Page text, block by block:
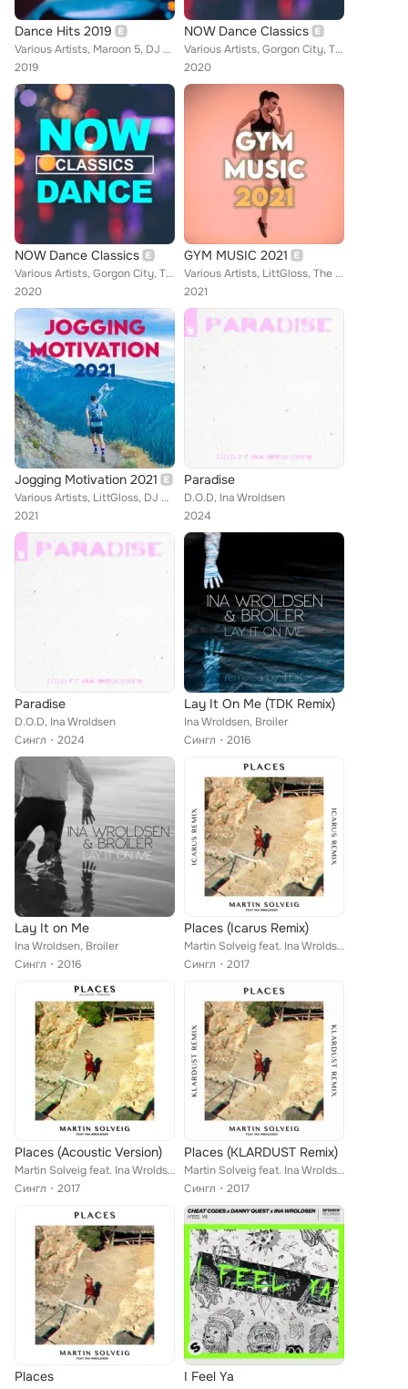
Dance Hits 2019
Various Artists, Maroon 5, DJ Snake, Tove Lo, Hailee Steinfeld, Kungs, NOTD, Tiësto, HRVY, Avicii, Mike Posner, Gryffin, Zedd, M...
2019
NOW Dance Classics
Various Artists, Gorgon City, The Chemical Brothers, deadmau5, Suzanne Vega, Stardust, Livin' Joy, Justin Bieber, Mike Posner, Z...
2020
NOW Dance Classics
Various Artists, Gorgon City, The Chemical Brothers, deadmau5, Suzanne Vega, Stardust, Livin' Joy, Justin Bieber, Mike Posner, Z...
2020
GYM MUSIC 2021
Various Artists, LittGloss, The Black Eyed Peas, DJ Snake, No Others, Bastiaan, will.i.am, Miley Cyrus, Avicii, Taio Cruz, Mike ...
2021
Jogging Motivation 2021
Various Artists, LittGloss, DJ Snake, MOODY, Loud Colors, No Others, Bastiaan, Vigiland, Avicii, Taio Cruz, Marshmello, Years & ...
2021
Paradise
D.O.D, Ina Wroldsen
2024
Paradise
D.O.D, Ina Wroldsen
Сингл
2024
Lay It On Me (TDK Remix)
Ina Wroldsen, Broiler
Сингл
2016
Lay It on Me
Ina Wroldsen, Broiler
Сингл
2016
Places (Icarus Remix)
Martin Solveig feat. Ina Wroldsen
Сингл
2017
Places (Acoustic Version)
Martin Solveig feat. Ina Wroldsen
Сингл
2017
Places (KLARDUST Remix)
Martin Solveig feat. Ina Wroldsen
Сингл
2017
Places I Feel Ya